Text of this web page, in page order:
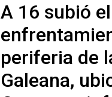
A 16 subió
periferia de
Galeana,